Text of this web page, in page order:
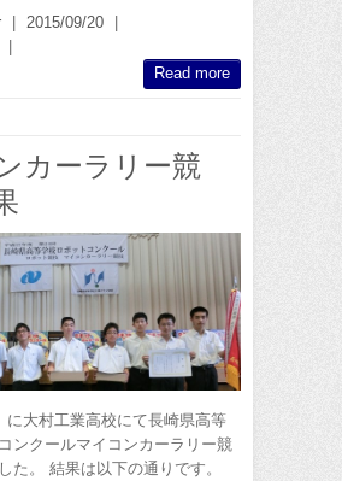
2015/09/20
Read more
カーラリー競
に大村工業高校にて長崎県高等
ンクールマイコンカーラリー競
た。 結果は以下の通りです。